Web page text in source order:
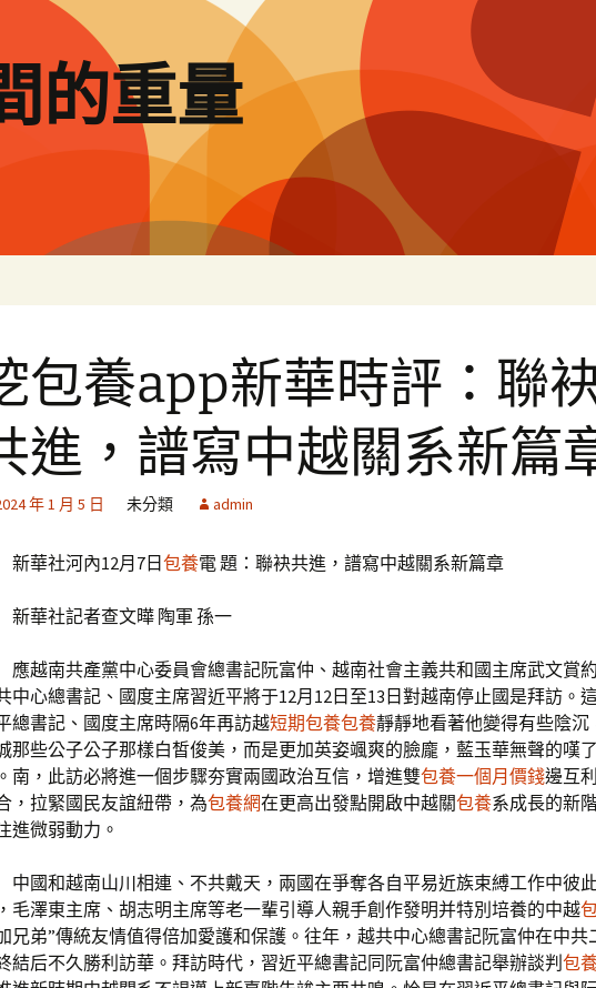
的重量
包養app新華時評：聯
進，譜寫中越關系新篇
年 1 月 5 日 未分類 admin
新華社河內12月7日 包養電 題：聯袂共進，譜寫中越關系新篇章
新華社記者查文曄 陶軍 孫一
應越南共產黨中心委員會總書記阮富仲、越南社會主義共和國主席武文賞
中心總書記、國度主席習近平將于12月12日至13日對越南停止國是拜訪。
總書記、國度主席時隔6年再訪越短期包養包養靜靜地看著他變得有些陰沉
那些公子公子那樣白皙俊美，而是更加英姿颯爽的臉龐，藍玉華無聲的嘆
南，此訪必將進一個步驟夯實兩國政治互信，增進雙包養一個月價錢邊互
，拉緊國民友誼紐帶，為包養網在更高出發點開啟中越關包養系成長的新
進微弱動力。
中國和越南山川相連、不共戴天，兩國在爭奪各自平易近族束縛工作中彼
毛澤東主席、胡志明主席等老一輩引導人親手創作發明并特別培養的中越
兄弟”傳統友情值得倍加愛護和保護。往年，越共中心總書記阮富仲在中共
結后不久勝利訪華。拜訪時代，習近平總書記同阮富仲總書記舉辦談判 包